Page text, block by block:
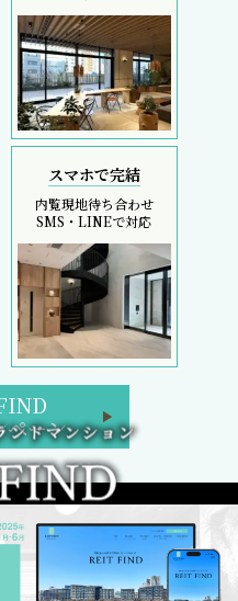
スマホで完結
内覧現地待ち合わせ
SMS・LINEで対応
ペーン